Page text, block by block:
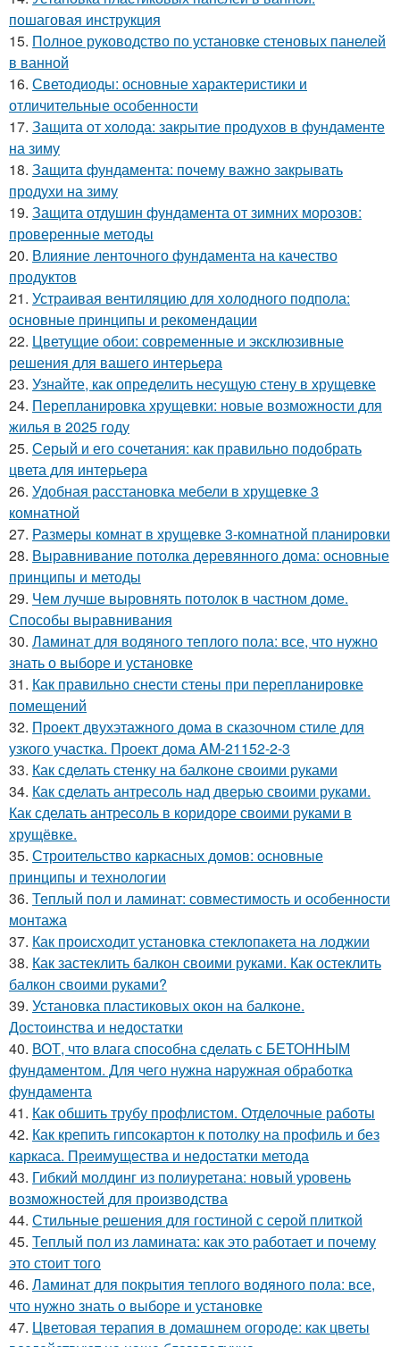
пошаговая инструкция
15. Полное руководство по установке стеновых панелей
в ванной
16. Светодиоды: основные характеристики и
отличительные особенности
17. Защита от холода: закрытие продухов в фундаменте
на зиму
18. Защита фундамента: почему важно закрывать
продухи на зиму
19. Защита отдушин фундамента от зимних морозов:
проверенные методы
20. Влияние ленточного фундамента на качество
продуктов
21. Устраивая вентиляцию для холодного подпола:
основные принципы и рекомендации
22. Цветущие обои: современные и эксклюзивные
решения для вашего интерьера
23. Узнайте, как определить несущую стену в хрущевке
24. Перепланировка хрущевки: новые возможности для
жилья в 2025 году
25. Серый и его сочетания: как правильно подобрать
цвета для интерьера
26. Удобная расстановка мебели в хрущевке 3
комнатной
27. Размеры комнат в хрущевке 3-комнатной планировки
28. Выравнивание потолка деревянного дома: основные
принципы и методы
29. Чем лучше выровнять потолок в частном доме.
Способы выравнивания
30. Ламинат для водяного теплого пола: все, что нужно
знать о выборе и установке
31. Как правильно снести стены при перепланировке
помещений
32. Проект двухэтажного дома в сказочном стиле для
узкого участка. Проект дома AM-21152-2-3
33. Как сделать стенку на балконе своими руками
34. Как сделать антресоль над дверью своими руками.
Как сделать антресоль в коридоре своими руками в
хрущёвке.
35. Строительство каркасных домов: основные
принципы и технологии
36. Теплый пол и ламинат: совместимость и особенности
монтажа
37. Как происходит установка стеклопакета на лоджии
38. Как застеклить балкон своими руками. Как остеклить
балкон своими руками?
39. Установка пластиковых окон на балконе.
Достоинства и недостатки
40. ВОТ, что влага способна сделать с БЕТОННЫМ
фундаментом. Для чего нужна наружная обработка
фундамента
41. Как обшить трубу профлистом. Отделочные работы
42. Как крепить гипсокартон к потолку на профиль и без
каркаса. Преимущества и недостатки метода
43. Гибкий молдинг из полиуретана: новый уровень
возможностей для производства
44. Стильные решения для гостиной с серой плиткой
45. Теплый пол из ламината: как это работает и почему
это стоит того
46. Ламинат для покрытия теплого водяного пола: все,
что нужно знать о выборе и установке
47. Цветовая терапия в домашнем огороде: как цветы